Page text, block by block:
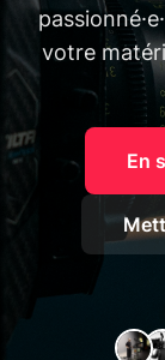
votre
En